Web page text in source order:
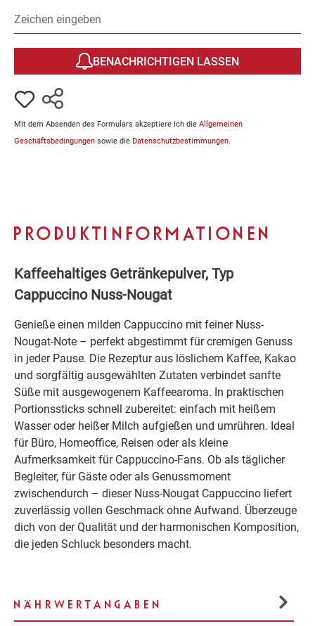
BENACHRICHTIGEN LASSEN
Mit dem Absenden des Formulars akzeptiere ich die Allgemeinen
Geschäftsbedingungen sowie die Datenschutzbestimmungen.
PRODUKTINFORMATIONEN
Kaffeehaltiges Getränkepulver, Typ
Cappuccino Nuss-Nougat
Genieße einen milden Cappuccino mit feiner Nuss-
Nougat-Note – perfekt abgestimmt für cremigen Genuss
in jeder Pause. Die Rezeptur aus löslichem Kaffee, Kakao
und sorgfältig ausgewählten Zutaten verbindet sanfte
Süße mit ausgewogenem Kaffeearoma. In praktischen
Portionssticks schnell zubereitet: einfach mit heißem
Wasser oder heißer Milch aufgießen und umrühren. Ideal
für Büro, Homeoffice, Reisen oder als kleine
Aufmerksamkeit für Cappuccino-Fans. Ob als täglicher
Begleiter, für Gäste oder als Genussmoment
zwischendurch – dieser Nuss-Nougat Cappuccino liefert
zuverlässig vollen Geschmack ohne Aufwand. Überzeuge
dich von der Qualität und der harmonischen Komposition,
die jeden Schluck besonders macht.
NÄHRWERTANGABEN